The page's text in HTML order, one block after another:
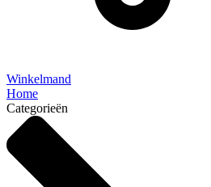
Winkelmand
Home
Categorieën